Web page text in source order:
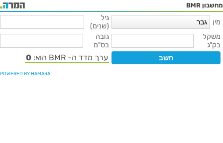
מחשבון BMR
מין
גיל
(שנים)
משקל
בק"ג
גובה
בס"מ
ערך מדד ה- BMR הוא: 0
POWERED BY HAMARA